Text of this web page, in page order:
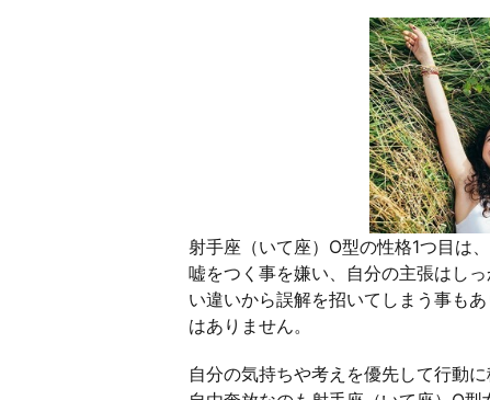
射手座（いて座）O型の性格1つ目は
嘘をつく事を嫌い、自分の主張はし
い違いから誤解を招いてしまう事も
はありません。
自分の気持ちや考えを優先して行動